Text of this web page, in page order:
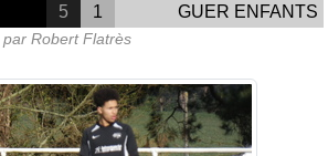
5 1 GUER ENFANTS
par Robert Flatrès